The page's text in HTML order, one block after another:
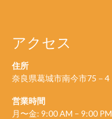
アクセス
住所
奈良県葛城市南今市75－4
営業時間
月〜金: 9:00 AM – 9:00 PM